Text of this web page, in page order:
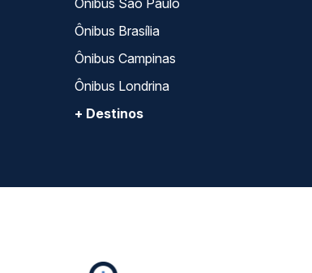
Ônibus São Paulo
Ônibus Brasília
Ônibus Campinas
Ônibus Londrina
+ Destinos